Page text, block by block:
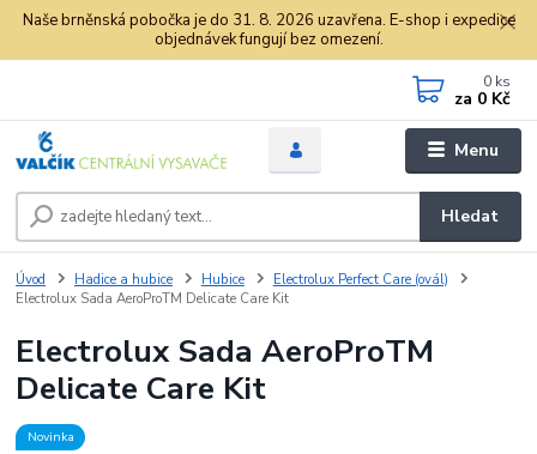
Naše brněnská pobočka je do 31. 8. 2026 uzavřena. E-shop i expedice
objednávek fungují bez omezení.
Menu
Hledat
0 ks
za 0 Kč
Úvod Hadice a hubice Hubice
Electrolux Perfect Care (ovál)
Electrolux Sada AeroProTM Delicate Care Kit
Electrolux Sada AeroProTM
Delicate Care Kit
Novinka